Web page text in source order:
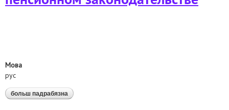
Мова
рус
больш падрабязна аб обращение в палату представителей
национального собрания по проблемам в